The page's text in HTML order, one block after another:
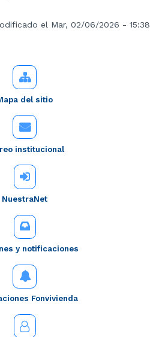
el Mar, 02/06/2026 - 15:38
del sitio
institucional
NuestraNet
y notificaciones
Fonvivienda